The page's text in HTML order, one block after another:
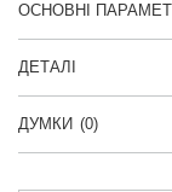
ОСНОВНІ
ДЕТАЛІ
ДУМКИ (0)